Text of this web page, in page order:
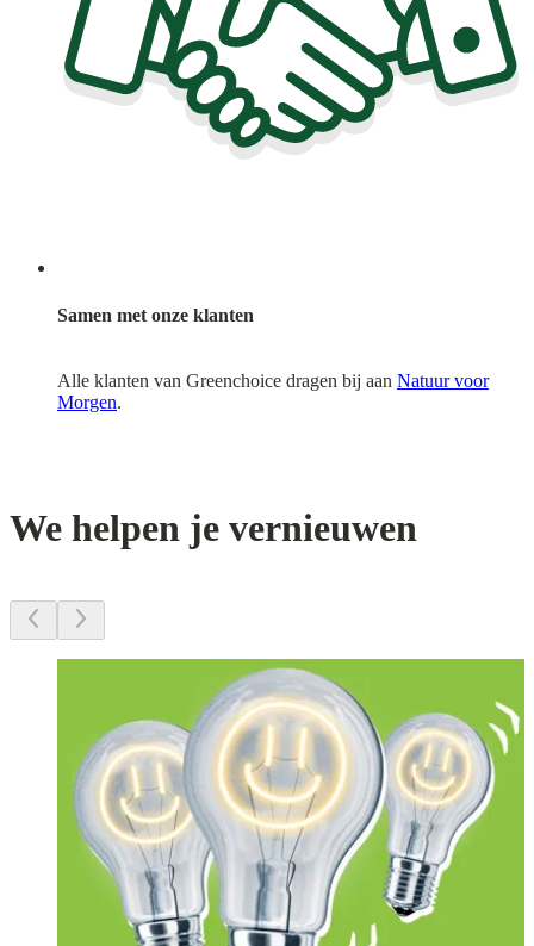
Samen met onze klanten
Alle klanten van Greenchoice dragen bij aan Natuur voor
Morgen.
We helpen je vernieuwen